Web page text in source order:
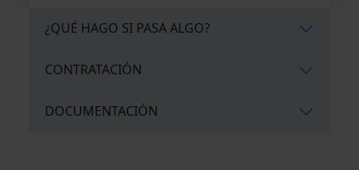
¿QUÉ HAGO SI PASA ALGO?
CONTRATACIÓN
DOCUMENTACIÓN